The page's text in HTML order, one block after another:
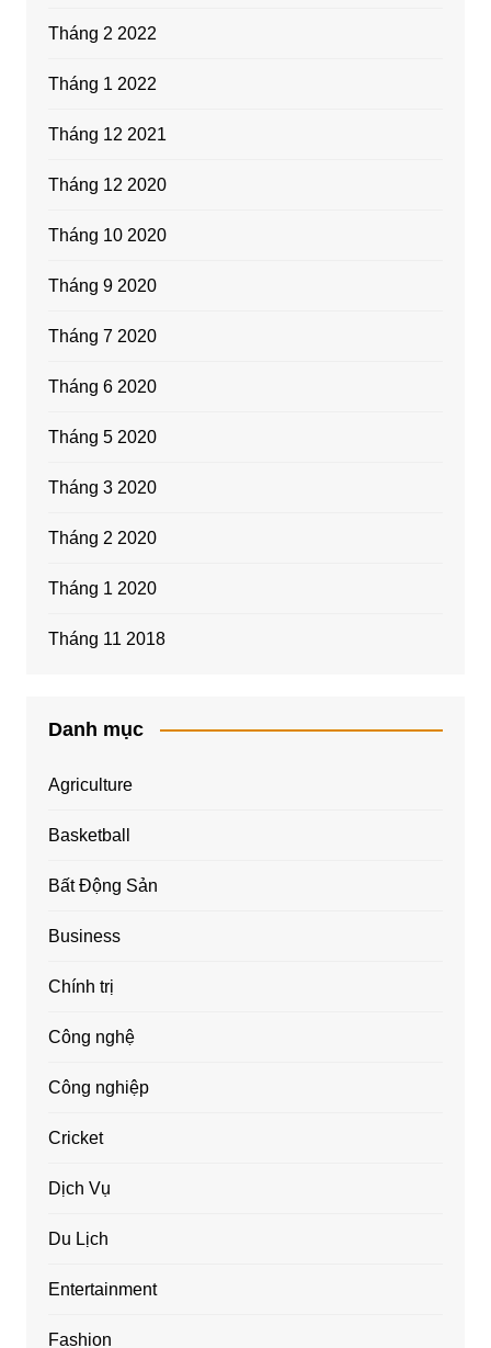
Tháng 2 2022
Tháng 1 2022
Tháng 12 2021
Tháng 12 2020
Tháng 10 2020
Tháng 9 2020
Tháng 7 2020
Tháng 6 2020
Tháng 5 2020
Tháng 3 2020
Tháng 2 2020
Tháng 1 2020
Tháng 11 2018
Danh mục
Agriculture
Basketball
Bất Động Sản
Business
Chính trị
Công nghệ
Công nghiệp
Cricket
Dịch Vụ
Du Lịch
Entertainment
Fashion